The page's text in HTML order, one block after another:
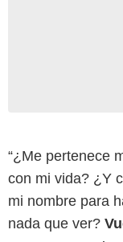
“¿Me pertenece
con mi vida? ¿Y
mi nombre para
nada que ver?